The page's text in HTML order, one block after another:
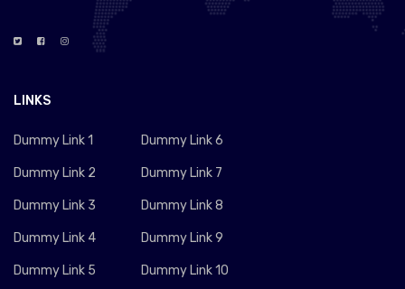
LINKS
Dummy Link 1
Dummy Link 2
Dummy Link 3
Dummy Link 4
Dummy Link 5
Dummy Link 6
Dummy Link 7
Dummy Link 8
Dummy Link 9
Dummy Link 10